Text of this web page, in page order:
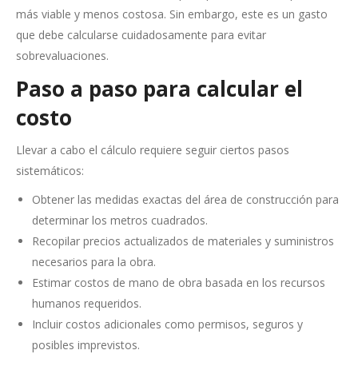
más viable y menos costosa. Sin embargo, este es un gasto
que debe calcularse cuidadosamente para evitar
sobrevaluaciones.
Paso a paso para calcular el
costo
Llevar a cabo el cálculo requiere seguir ciertos pasos
sistemáticos:
Obtener las medidas exactas del área de construcción para
determinar los metros cuadrados.
Recopilar precios actualizados de materiales y suministros
necesarios para la obra.
Estimar costos de mano de obra basada en los recursos
humanos requeridos.
Incluir costos adicionales como permisos, seguros y
posibles imprevistos.